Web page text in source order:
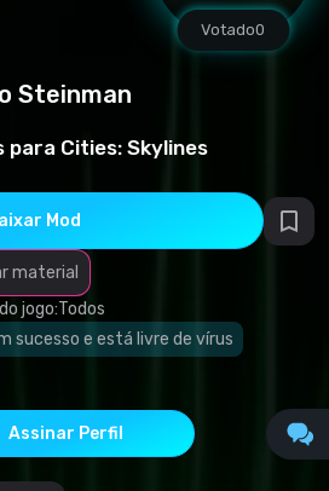
Votado0
Steinman
para Cities: Skylines
Mod
material
jogo:Todos
sucesso e está livre de vírus
Assinar Perfil